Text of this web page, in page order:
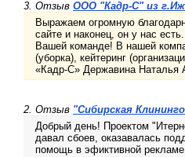
3. Отзыв ООО "Кадр-С" из
Выражаем огромную
сайте и наконец, он у нас
Вашей команде! В нашей
(уборка), кейтеринг
«Кадр-С» Державина Наталья
2. Отзыв "Сибирская
Добрый день! Проектом
давал сбоев, оказавалась
помощь в эфиктивной